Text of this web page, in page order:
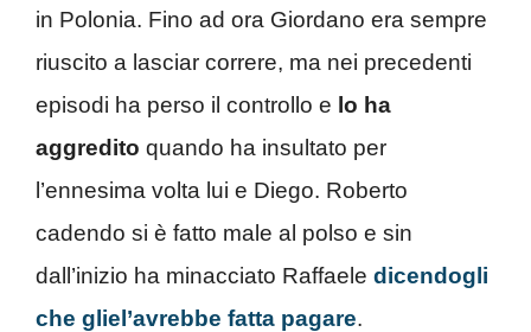
in Polonia. Fino ad ora Giordano era sempre
riuscito a lasciar correre, ma nei precedenti
episodi ha perso il controllo e lo ha
aggredito quando ha insultato per
l’ennesima volta lui e Diego. Roberto
cadendo si è fatto male al polso e sin
dall’inizio ha minacciato Raffaele dicendogli
che gliel’avrebbe fatta pagare.